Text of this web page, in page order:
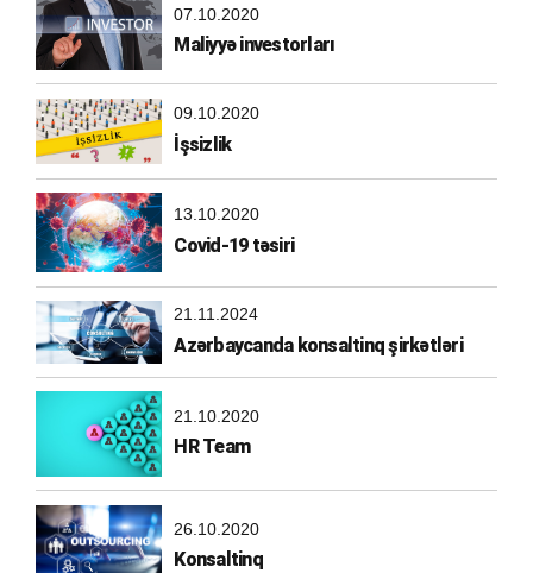
07.10.2020
Maliyyə investorları
09.10.2020
İşsizlik
13.10.2020
Covid-19 təsiri
21.11.2024
Azərbaycanda konsaltinq şirkətləri
21.10.2020
HR Team
26.10.2020
Konsaltinq